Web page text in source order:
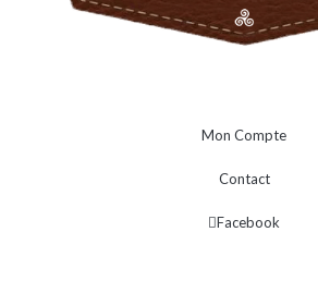
Mon Compte
Contact
Facebook